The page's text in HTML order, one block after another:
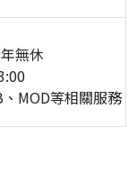
無休
MOD等相關服務